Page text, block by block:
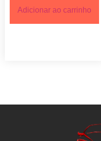
Adicionar ao carrinho